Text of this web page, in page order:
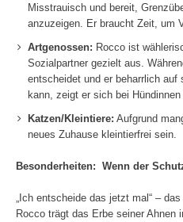
Misstrauisch und bereit,
anzuzeigen. Er braucht Zeit, um
Artgenossen: Rocco ist
Sozialpartner gezielt aus.
entscheidet und er beharrlich
kann, zeigt er sich bei
Katzen/Kleintiere: Aufgrund
neues Zuhause kleintierfrei sein.
Besonderheiten: Wenn der
„Ich entscheide das jetzt mal“ –
Rocco trägt das Erbe seiner Ahnen